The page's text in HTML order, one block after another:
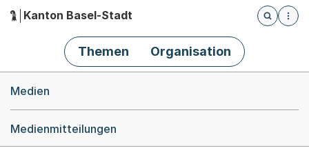
Hauptnavigation
Kanton Basel-Stadt
Öffnet
Themen Organisation
Medien
Medienmitteilungen